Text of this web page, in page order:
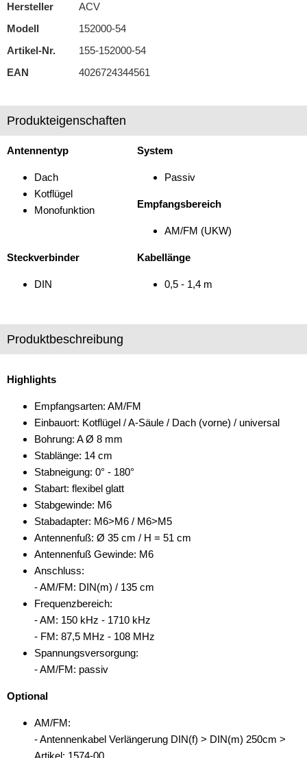
Navigationssoftware
Navigationssysteme
Soundprozessoren
Subwoofer
Zubehör
Hersteller
ACV
Modell
152000-54
Artikel-Nr.
155-152000-54
EAN
4026724344561
Produkteigenschaften
Antennentyp
Dach
Kotflügel
Monofunktion
System
Passiv
Empfangsbereich
AM/FM (UKW)
Steckverbinder
DIN
Kabellänge
0,5 - 1,4 m
Produktbeschreibung
Highlights
Empfangsarten: AM/FM
Einbauort: Kotflügel / A-Säule / Dach (vorne) / universal
Bohrung: A Ø 8 mm
Stablänge: 14 cm
Stabneigung: 0° - 180°
Stabart: flexibel glatt
Stabgewinde: M6
Stabadapter: M6>M6 / M6>M5
Antennenfuß: Ø 35 cm / H = 51 cm
Antennenfuß Gewinde: M6
Anschluss:
- AM/FM: DIN(m) / 135 cm
Frequenzbereich:
- AM: 150 kHz - 1710 kHz
- FM: 87,5 MHz - 108 MHz
Spannungsversorgung:
- AM/FM: passiv
Optional
AM/FM:
- Antennenkabel Verlängerung DIN(f) > DIN(m) 250cm >
Artikel: 1574-00